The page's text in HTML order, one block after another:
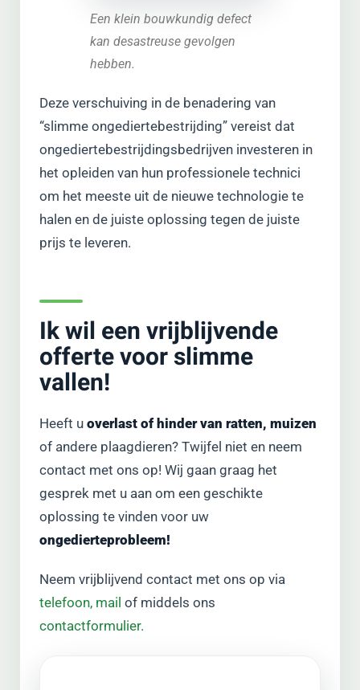
Een klein bouwkundig defect
kan desastreuse gevolgen
hebben.
Deze verschuiving in de benadering van
“slimme ongediertebestrijding” vereist dat
ongediertebestrijdingsbedrijven investeren in
het opleiden van hun professionele technici
om het meeste uit de nieuwe technologie te
halen en de juiste oplossing tegen de juiste
prijs te leveren.
Ik wil een vrijblijvende
offerte voor slimme
vallen!
Heeft u overlast of hinder van ratten, muizen
of andere plaagdieren? Twijfel niet en neem
contact met ons op! Wij gaan graag het
gesprek met u aan om een geschikte
oplossing te vinden voor uw
ongedierteprobleem!
Neem vrijblijvend contact met ons op via
telefoon, mail of middels ons
contactformulier.